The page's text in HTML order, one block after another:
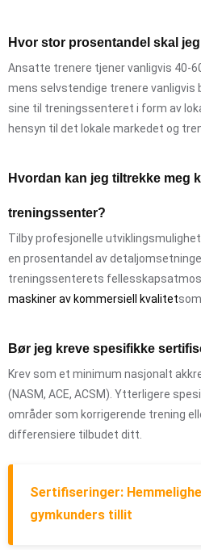
Hvor stor prosentandel skal
Ansatte trenere tjener vanligvis 40-
mens selvstendige trenere vanligvis
sine til treningssenteret i form av
hensyn til det lokale markedet og
Hvordan kan jeg tiltrekke meg
treningssenter?
Tilby profesjonelle
en prosentandel av
treningssenterets
maskiner av kommersiell kvalitet
Bør jeg kreve spesifikke
Krev som et minimum nasjonalt
(NASM, ACE, ACSM). Ytterligere
områder som korrigerende trening
differensiere tilbudet ditt.
Sertifiseringer:
gymkunders tillit